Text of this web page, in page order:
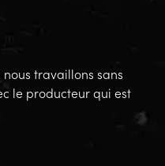
travaillons sans
le producteur qui est